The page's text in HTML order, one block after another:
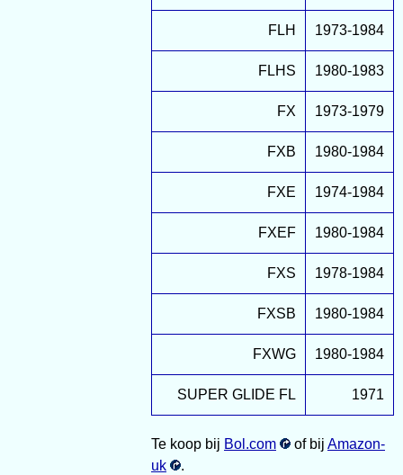
FLH 1973-1984
FLHS 1980-1983
FX 1973-1979
FXB 1980-1984
FXE 1974-1984
FXEF 1980-1984
FXS 1978-1984
FXSB 1980-1984
FXWG 1980-1984
SUPER GLIDE FL 1971
Te koop bij Bol.com of bij Amazon-
uk
.